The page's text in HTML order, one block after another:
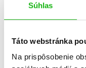
Súhlas
Táto webstránka
Na prispôsobenie
Do košíka